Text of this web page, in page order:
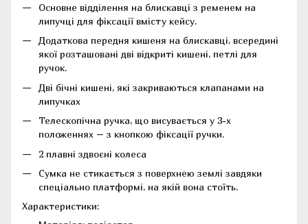
Основне відділення на блискавці з ременем на
липучці для фіксації вмісту кейсу.
Додаткова передня кишеня на блискавці, всередині
якої розташовані дві відкриті кишені, петлі для
ручок.
Дві бічні кишені, які закриваються клапанами на
липучках
Телескопічна ручка, що висувається у 3-х
положеннях – з кнопкою фіксації ручки.
2 плавні здвоєні колеса
Сумка не стикається з поверхнею землі завдяки
спеціально платформі, на якій вона стоїть.
Характеристики: